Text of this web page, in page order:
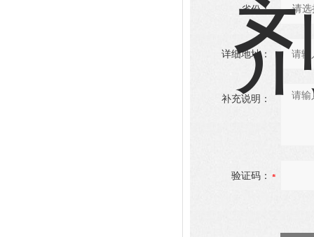
省份：
详细地址：
补充说明：
验证码：